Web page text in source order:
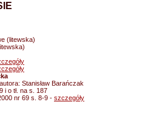
(litewska)
Stanisław Barańczak
i o tł. na s. 187
nr 69 s. 8-9 - szczegóły